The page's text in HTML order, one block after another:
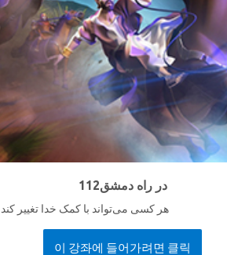
112در راه دمشق
هر کسی می‌تواند با کمک خدا تغییر کند
이 강좌에 들어가려면 클릭